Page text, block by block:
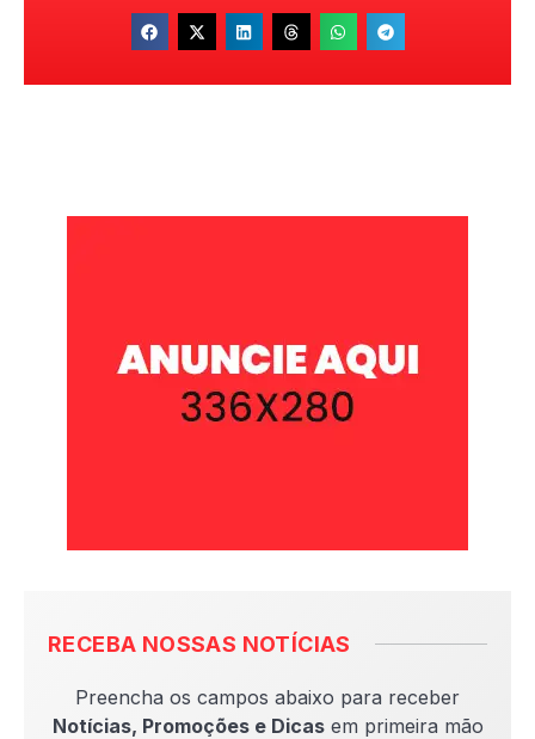
RECEBA NOSSAS NOTÍCIAS
Preencha os campos abaixo para receber
Notícias, Promoções e Dicasem primeira mão